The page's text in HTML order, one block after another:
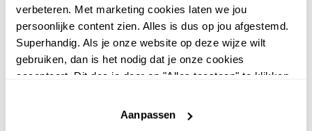
verbeteren. Met marketing cookies laten we jou
persoonlijke content zien. Alles is dus op jou afgestemd.
Superhandig. Als je onze website op deze wijze wilt
gebruiken, dan is het nodig dat je onze cookies
accepteert. Dit doe je door op "Alles toestaan" te klikken.
website niet optimaal functioneert.
Aanpassen